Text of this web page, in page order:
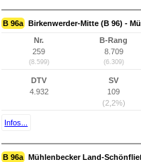
B 96a Birkenwerder-Mitte (B 96) -
Nr.
259
(8.599)
B-Rang
8.709
(6.309)
DTV
4.932
SV
109
(2,2%)
Infos...
B 96a Mühlenbecker Land-